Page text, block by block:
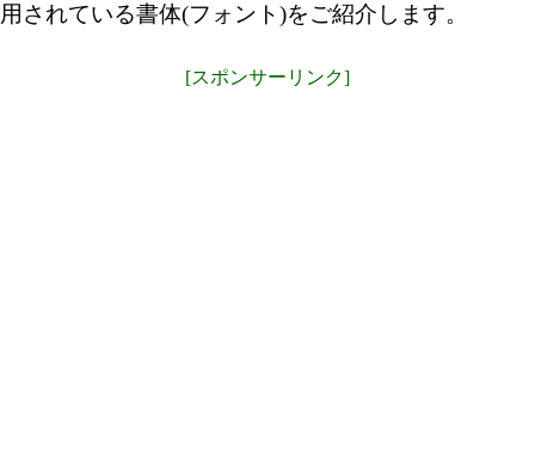
用されている書体(フォント)をご紹介します。
[スポンサーリンク]